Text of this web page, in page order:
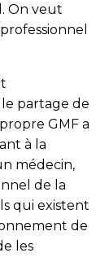
On veut
partage de
GMF a
à la
médecin,
de la
qui existent
de
les